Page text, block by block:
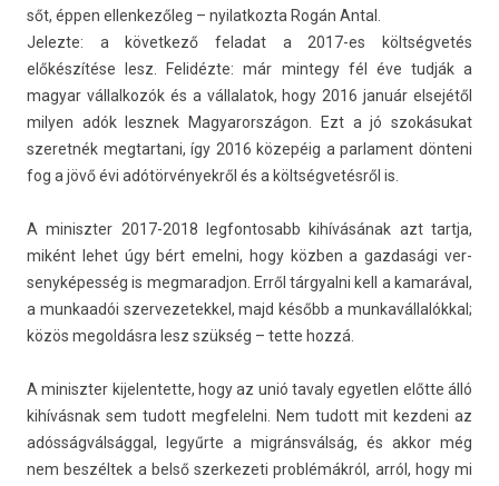
sőt, éppen el­lenkezőleg – nyilat­kozta Rogán Antal.
Jelez­te: a követ­kező feladat a 2017-es költségvetés
előkészítése lesz. Felidézte: már min­tegy fél éve tudják a
magyar vál­lalkozók és a vál­lalatok, hogy 2016 január elsejétől
mily­en adók lesznek Magyarországon. Ezt a jó szokásukat
szeret­nék meg­tartani, így 2016 közepéig a par­la­ment dönteni
fog a jövő évi adótörvényekről és a költségvetésről is.
A miniszt­er 2017-2018 leg­fontosabb kihívásának azt tartja,
miként lehet úgy bért em­el­ni, hogy közben a gaz­dasági ver­
senyképes­ség is meg­marad­jon. Erről tár­gyal­ni kell a kamarával,
a mun­kaadói szer­vezetek­kel, majd később a mun­kavál­lalókk­al;
közös megol­dásra lesz szükség – tette hozzá.
A miniszt­er kijelen­tette, hogy az unió tava­ly egyetl­en előtte álló
kihívásnak sem tudott meg­felel­ni. Nem tudott mit kez­deni az
adósságválsággal, legyűrte a migránsválság, és akkor még
nem beszéltek a belső szer­kezeti problémákról, arról, hogy mi